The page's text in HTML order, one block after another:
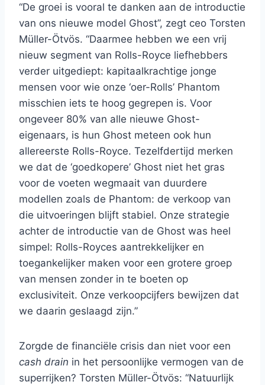
“De groei is vooral te danken aan de introductie
van ons nieuwe model Ghost”, zegt ceo Torsten
Müller-Ötvös. “Daarmee hebben we een vrij
nieuw segment van Rolls-Royce liefhebbers
verder uitgediept: kapitaalkrachtige jonge
mensen voor wie onze ‘oer-Rolls’ Phantom
misschien iets te hoog gegrepen is. Voor
ongeveer 80% van alle nieuwe Ghost-
eigenaars, is hun Ghost meteen ook hun
allereerste Rolls-Royce. Tezelfdertijd merken
we dat de ‘goedkopere’ Ghost niet het gras
voor de voeten wegmaait van duurdere
modellen zoals de Phantom: de verkoop van
die uitvoeringen blijft stabiel. Onze strategie
achter de introductie van de Ghost was heel
simpel: Rolls-Royces aantrekkelijker en
toegankelijker maken voor een grotere groep
van mensen zonder in te boeten op
exclusiviteit. Onze verkoopcijfers bewijzen dat
we daarin geslaagd zijn.”
Zorgde de financiële crisis dan niet voor een
cash drain in het persoonlijke vermogen van de
superrijken? Torsten Müller-Ötvös: “Natuurlijk